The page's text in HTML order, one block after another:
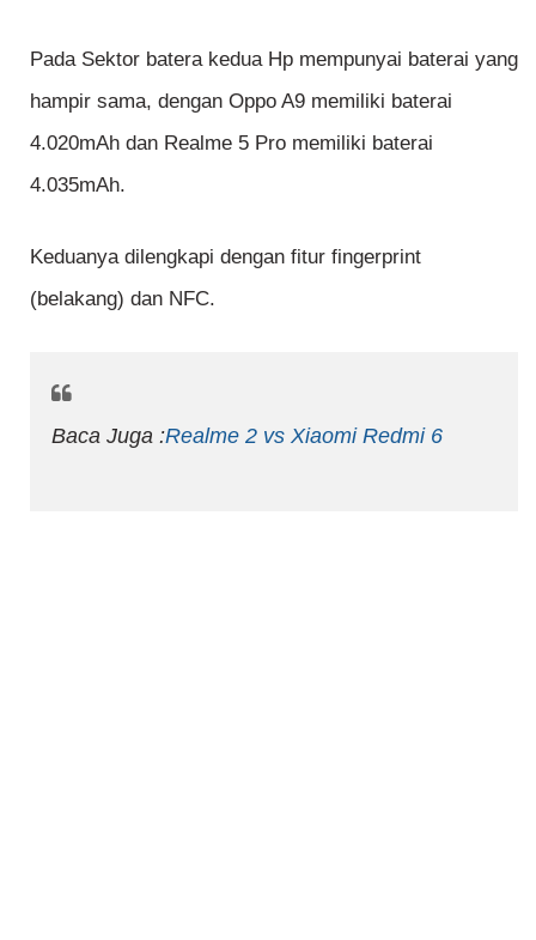
Pada Sektor batera kedua Hp mempunyai baterai yang
hampir sama, dengan Oppo A9 memiliki baterai
4.020mAh dan Realme 5 Pro memiliki baterai
4.035mAh.
Keduanya dilengkapi dengan fitur fingerprint
(belakang) dan NFC.
Baca Juga :Realme 2 vs Xiaomi Redmi 6